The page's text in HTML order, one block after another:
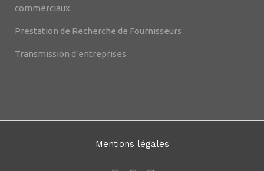
commerciaux
Prestation de Recherche de Fournisseurs
Transmission d’entreprises
Mentions légales